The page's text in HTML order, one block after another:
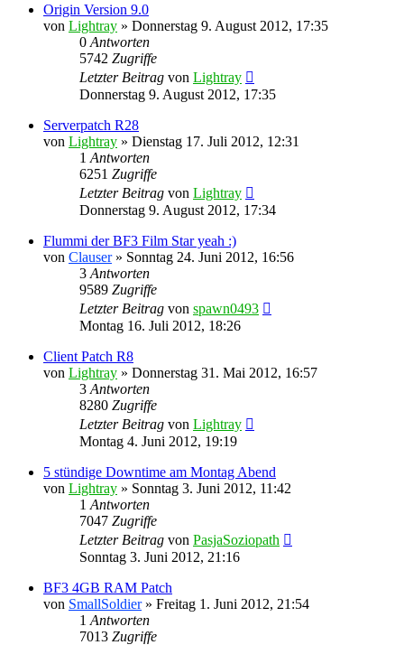
Origin Version 9.0
von Lightray » Donnerstag 9. August 2012, 17:35
0 Antworten
5742 Zugriffe
Letzter Beitrag von Lightray
Donnerstag 9. August 2012, 17:35
Serverpatch R28
von Lightray » Dienstag 17. Juli 2012, 12:31
1 Antworten
6251 Zugriffe
Letzter Beitrag von Lightray
Donnerstag 9. August 2012, 17:34
Flummi der BF3 Film Star yeah :)
von Clauser» Sonntag 24. Juni 2012, 16:56
3 Antworten
9589 Zugriffe
Letzter Beitrag von spawn0493
Montag 16. Juli 2012, 18:26
Client Patch R8
von Lightray » Donnerstag 31. Mai 2012, 16:57
3 Antworten
8280 Zugriffe
Letzter Beitrag von Lightray
Montag 4. Juni 2012, 19:19
5 stündige Downtime am Montag Abend
von Lightray » Sonntag 3. Juni 2012, 11:42
1 Antworten
7047 Zugriffe
Letzter Beitrag von PasjaSoziopath
Sonntag 3. Juni 2012, 21:16
BF3 4GB RAM Patch
von SmallSoldier» Freitag 1. Juni 2012, 21:54
1 Antworten
7013 Zugriffe